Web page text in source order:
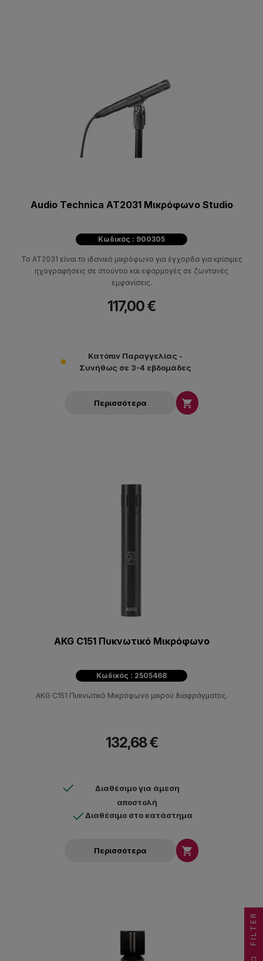
Audio Technica AT2031 Μικρόφωνο Studio
Κωδικός : 900305
Το AT2031 είναι το ιδανικό μικρόφωνο για έγχορδα για κρίσιμες
ηχογραφήσεις σε στούντιο και εφαρμογές σε ζωντανές
εμφανίσεις.
117,00 €
Κατόπιν Παραγγελίας -
Συνήθως σε 3-4 εβδομάδες
Περισσότερα 
AKG C151 Πυκνωτικό Μικρόφωνο
Κωδικός : 2505468
AKG C151 Πυκνωτικό Μικρόφωνο μικρού διαφράγματος.
132,68 €
Διαθέσιμο για άμεση
αποστολή
Διαθέσιμο στο κατάστημα
Περισσότερα 
FILTER